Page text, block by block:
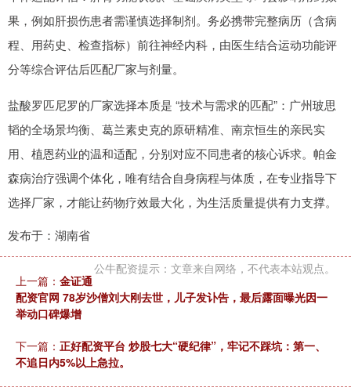
果，例如肝损伤患者需谨慎选择制剂。务必携带完整病历（含病
程、用药史、检查指标）前往神经内科，由医生结合运动功能评
分等综合评估后匹配厂家与剂量。
盐酸罗匹尼罗的厂家选择本质是 “技术与需求的匹配”：广州玻思
韬的全场景均衡、葛兰素史克的原研精准、南京恒生的亲民实
用、植恩药业的温和适配，分别对应不同患者的核心诉求。帕金
森病治疗强调个体化，唯有结合自身病程与体质，在专业指导下
选择厂家，才能让药物疗效最大化，为生活质量提供有力支撑。
发布于：湖南省
公牛配资提示：文章来自网络，不代表本站观点。
上一篇： 金证通
配资官网 78岁沙僧刘大刚去世，儿子发讣告，最后露面曝光因一
举动口碑爆增
下一篇： 正好配资平台 炒股七大“硬纪律”，牢记不踩坑：第一、
不追日内5%以上急拉。